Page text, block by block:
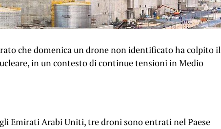
che domenica un drone non identificato ha colpito il
in un contesto di continue tensioni in Medio
Emirati Arabi Uniti, tre droni sono entrati nel Paese